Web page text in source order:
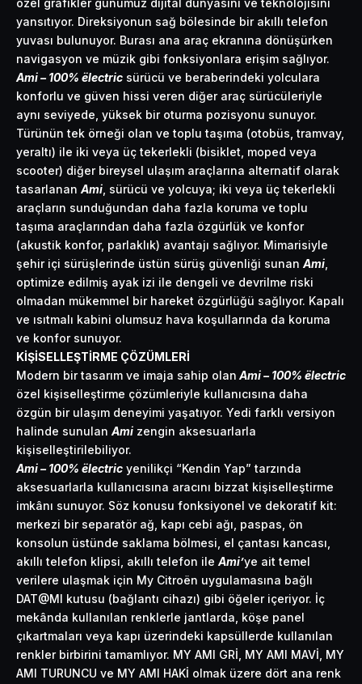
özel grafikler günümüz dijital dünyasını ve teknolojisini
yansıtıyor. Direksiyonun sağ bölesinde bir akıllı telefon
yuvası bulunuyor. Burası ana araç ekranına dönüşürken
navigasyon ve müzik gibi fonksiyonlara erişim sağlıyor.
Ami – 100% ëlectric sürücü ve beraberindeki yolculara
konforlu ve güven hissi veren diğer araç sürücüleriyle
aynı seviyede, yüksek bir oturma pozisyonu sunuyor.
Türünün tek örneği olan ve toplu taşıma (otobüs, tramvay,
yeraltı) ile iki veya üç tekerlekli (bisiklet, moped veya
scooter) diğer bireysel ulaşım araçlarına alternatif olarak
tasarlanan Ami , sürücü ve yolcuya; iki veya üç tekerlekli
araçların sunduğundan daha fazla koruma ve toplu
taşıma araçlarından daha fazla özgürlük ve konfor
(akustik konfor, parlaklık) avantajı sağlıyor. Mimarisiyle
şehir içi sürüşlerinde üstün sürüş güvenliği sunan Ami
optimize edilmiş ayak izi ile dengeli ve devrilme riski
olmadan mükemmel bir hareket özgürlüğü sağlıyor. Kapalı
ve ısıtmalı kabini olumsuz hava koşullarında da koruma
ve konfor sunuyor.
KİŞİSELLEŞTİRME ÇÖZÜMLERİ
Modern bir tasarım ve imaja sahip olan Ami – 100% ëlectric
özel kişiselleştirme çözümleriyle kullanıcısına daha
özgün bir ulaşım deneyimi yaşatıyor. Yedi farklı versiyon
halinde sunulan Ami zengin aksesuarlarla
kişiselleştirilebiliyor.
Ami – 100% ëlectric yenilikçi “Kendin Yap” tarzında
aksesuarlarla kullanıcısına aracını bizzat kişiselleştirme
imkânı sunuyor. Söz konusu fonksiyonel ve dekoratif kit:
merkezi bir separatör ağ, kapı cebi ağı, paspas, ön
konsolun üstünde saklama bölmesi, el çantası kancası,
akıllı telefon klipsi, akıllı telefon ile Ami’ye ait temel
verilere ulaşmak için My Citroën uygulamasına bağlı
DAT@MI kutusu (bağlantı cihazı) gibi öğeler içeriyor. İç
mekânda kullanılan renklerle jantlarda, köşe panel
çıkartmaları veya kapı üzerindeki kapsüllerde kullanılan
renkler birbirini tamamlıyor. MY AMI GRİ, MY AMI MAVİ, MY
AMI TURUNCU ve MY AMI HAKİ olmak üzere dört ana renk